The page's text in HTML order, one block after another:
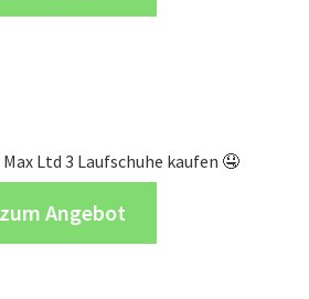
Ltd 3 Laufschuhe kaufen 🤤
zum Angebot